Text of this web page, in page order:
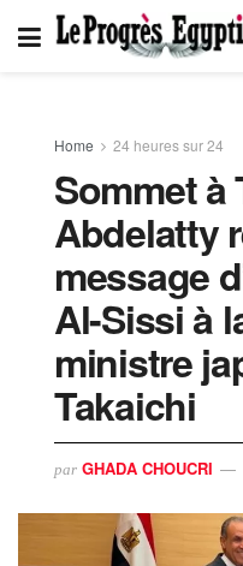
Home 24 heures sur 24
Sommet à
Abdelatty
message
Al-Sissi à
ministre
Takaichi
par GHADA CHOUCRI